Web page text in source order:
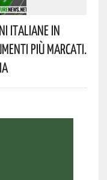
Italiane In
Più Marcati.